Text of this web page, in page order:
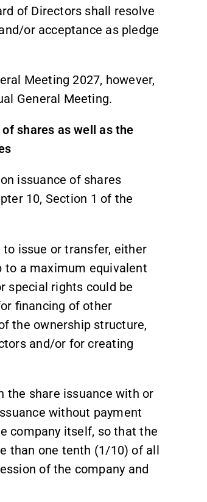
of Directors shall resolve
or acceptance as pledge
Meeting 2027, however,
General Meeting.
shares as well as the
issuance of shares
10, Section 1 of the
issue or transfer, either
to a maximum equivalent
special rights could be
financing of other
the ownership structure,
and/or for creating
the share issuance with or
without payment
company itself, so that the
than one tenth (1/10) of all
of the company and